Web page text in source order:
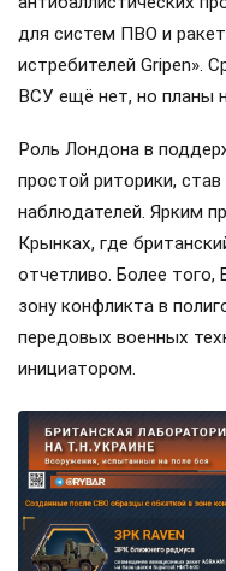
для систем ПВО и
истребителей Gripen».
ВСУ ещё нет, но планы
Роль Лондона в
простой риторики,
наблюдателей. Ярким
Крынках, где
отчетливо. Более того,
зону конфликта в
передовых военных
инициатором.